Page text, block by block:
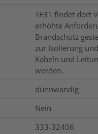
TF31 findet dort
erhöhte
Brandschutz
zur Isolierung
Kabeln und
werden.
dünnwandig
Nein
333-32406